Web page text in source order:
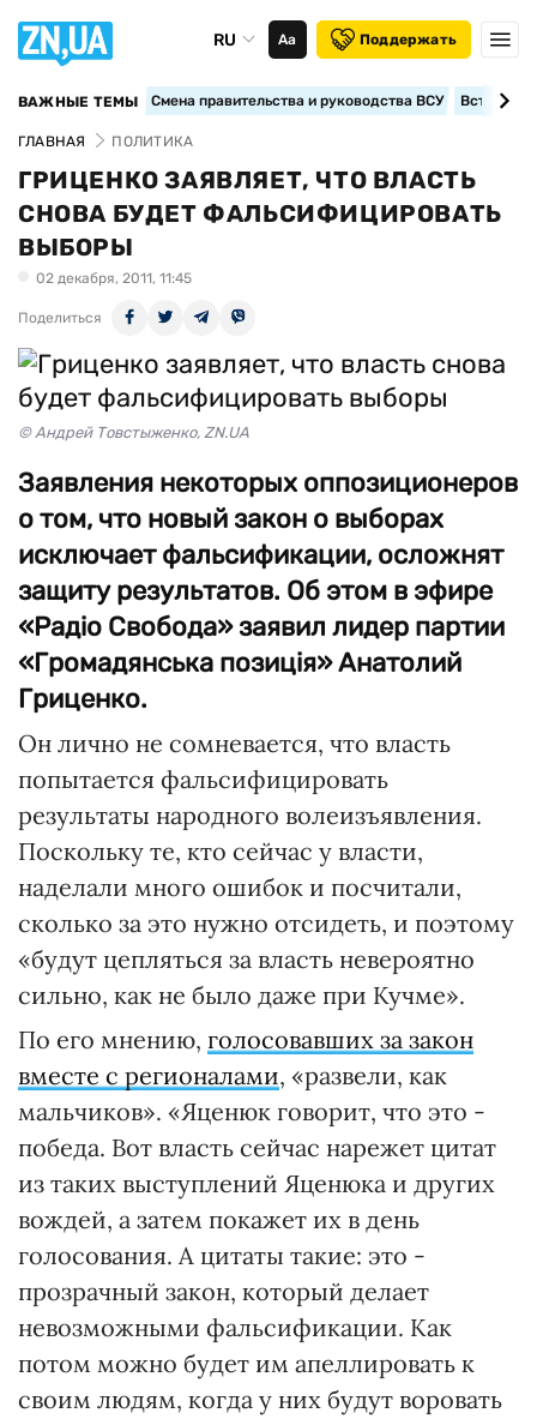
RU Аа Поддержать
ВАЖНЫЕ ТЕМЫ Смена правительства и руководства ВСУ
ГЛАВНАЯ ПОЛИТИКА
ГРИЦЕНКО ЗАЯВЛЯЕТ, ЧТО ВЛАСТЬ
СНОВА БУДЕТ ФАЛЬСИФИЦИРОВАТЬ
ВЫБОРЫ
02 декабря, 2011, 11:45
Поделиться
© Андрей Товстыженко, ZN.UA
Заявления некоторых оппозиционеров
о том, что новый закон о выборах
исключает фальсификации, осложнят
защиту результатов. Об этом в эфире
«Радіо Свобода» заявил лидер партии
«Громадянська позиція» Анатолий
Гриценко.
Он лично не сомневается, что власть
попытается фальсифицировать
результаты народного волеизъявления.
Поскольку те, кто сейчас у власти,
наделали много ошибок и посчитали,
сколько за это нужно отсидеть, и поэтому
«будут цепляться за власть невероятно
сильно, как не было даже при Кучме».
По его мнению, голосовавших за закон
вместе с регионалами, «развели, как
мальчиков». «Яценюк говорит, что это -
победа. Вот власть сейчас нарежет цитат
из таких выступлений Яценюка и других
вождей, а затем покажет их в день
голосования. А цитаты такие: это -
прозрачный закон, который делает
невозможными фальсификации. Как
потом можно будет им апеллировать к
своим людям, когда у них будут воровать